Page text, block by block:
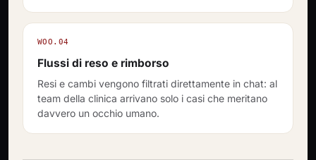
WOO.04
Flussi di reso e rimborso
Resi e cambi vengono filtrati direttamente in chat: al
team della clinica arrivano solo i casi che meritano
davvero un occhio umano.